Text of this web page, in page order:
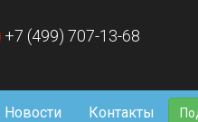
+7 (499) 707-13-68
Новости Контакты